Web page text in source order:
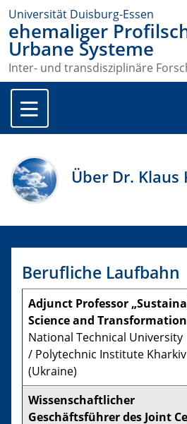
Universität Duisburg-Essen
ehemaliger
Urbane Systeme
Inter- und transdisziplinäre
Über Dr. Klaus
Berufliche Laufbahn
Adjunct Professor
Science and
National Technical University
/ Polytechnic Institute Kharkiv
(Ukraine)
Wissenschaftlicher
Geschäftsführer des Joint